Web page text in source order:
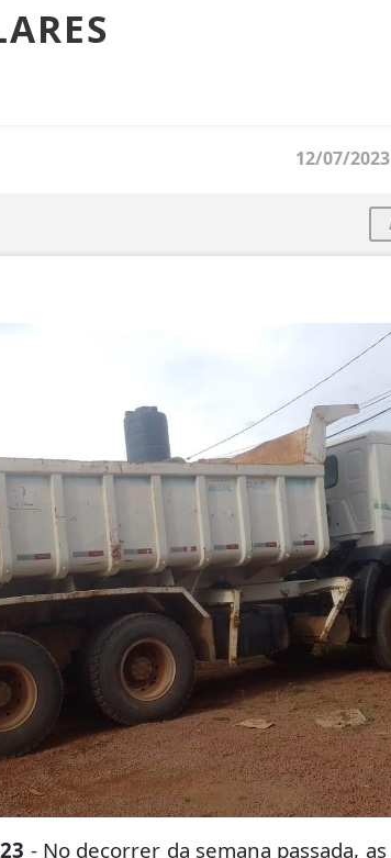
12/07/
- No decorrer da semana passada,